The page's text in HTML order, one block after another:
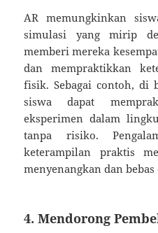
AR memungkinkan
simulasi yang mirip
memberi mereka
dan mempraktikkan
fisik. Sebagai contoh, di
siswa dapat
eksperimen dalam
tanpa risiko.
keterampilan praktis
menyenangkan dan
4.Mendorong